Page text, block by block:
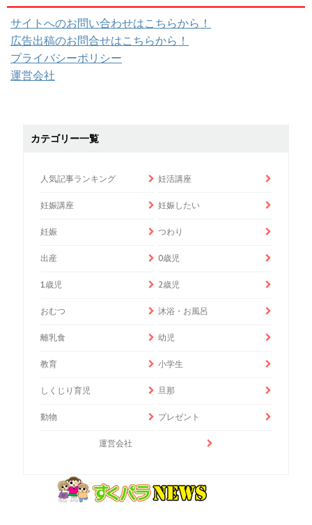
サイトへのお問い合わせはこちらから！
広告出稿のお問合せはこちらから！
プライバシーポリシー
運営会社
カテゴリー一覧
人気記事ランキング 妊活講座
妊娠講座 妊娠したい
妊娠 つわり
出産 0歳児
1歳児 2歳児
おむつ 沐浴・お風呂
離乳食 幼児
教育 小学生
しくじり育児 旦那
動物 プレゼント
運営会社